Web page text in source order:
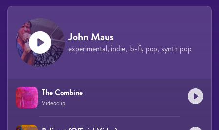
John Maus
experimental, indie, lo-fi, pop, synth pop
The Combine
Videoclip